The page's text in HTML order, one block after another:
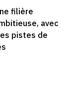
filière
avec
pistes de